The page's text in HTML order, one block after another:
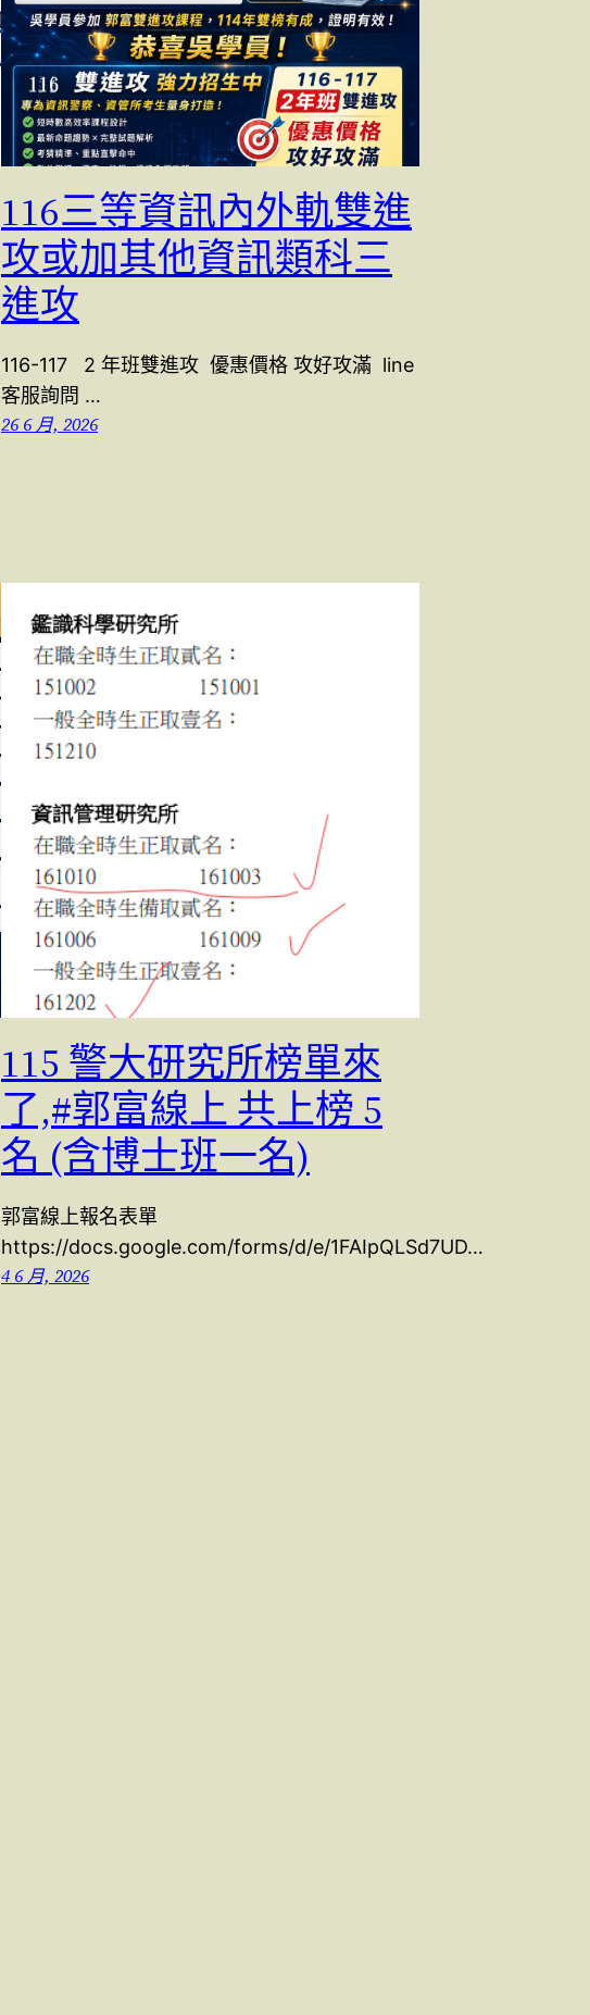
116三等資訊內外軌雙進
攻或加其他資訊類科三
進攻
116-117 2 年班雙進攻 優惠價格 攻好攻滿 line
客服詢問 …
26 6 月, 2026
115 警大研究所榜單來
了,#郭富線上 共上榜 5
名 (含博士班一名)
郭富線上報名表單
https://docs.google.com/forms/d/e/1FAIpQLSd7UD…
4 6 月, 2026